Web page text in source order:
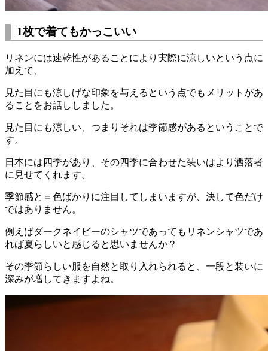
1枚で着てもかっこいい
リネンには速乾性があることにより実際に涼しいという点に
加えて、
見た目にも涼しげな印象を与えるという点でもメリットがあ
ることをお話ししました。
見た目にも涼しい、つまりそれは季節感があるということで
す。
日本には四季があり、その四季に合わせた装いはより洒落者
に見せてくれます。
季節感と＝色ばかりに注目してしまいますが、決して色だけ
ではありません。
例えばダークネイビーのシャツであってもリネンシャツであ
れば夏らしいと感じると思いませんか？
その季節らしい服を自然と取り入れられると、一段と装いに
深みが増してきますよね。